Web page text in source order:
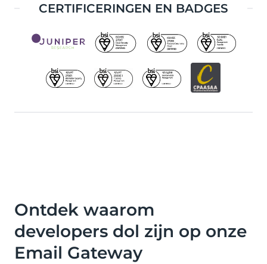
CERTIFICERINGEN EN BADGES
Ontdek waarom
developers dol zijn op onze
Email Gateway